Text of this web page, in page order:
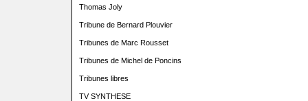
Thomas Joly
Tribune de Bernard Plouvier
Tribunes de Marc Rousset
Tribunes de Michel de Poncins
Tribunes libres
TV SYNTHESE